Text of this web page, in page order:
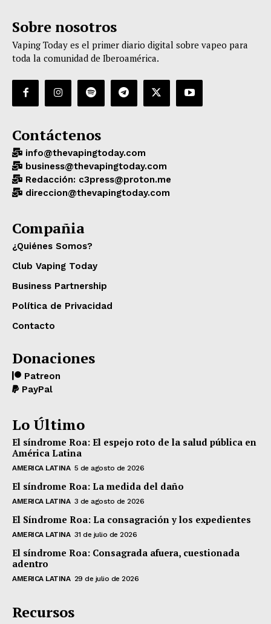
Sobre nosotros
Vaping Today es el primer diario digital sobre vapeo para
toda la comunidad de Iberoamérica.
Contáctenos
info@thevapingtoday.com
business@thevapingtoday.com
Redacción: c3press@proton.me
direccion@thevapingtoday.com
Compañia
¿Quiénes Somos?
Club Vaping Today
Business Partnership
Política de Privacidad
Contacto
Donaciones
Patreon
PayPal
Lo Último
El síndrome Roa: El espejo roto de la salud pública en
América Latina
AMERICA LATINA 5 de agosto de 2026
El síndrome Roa: La medida del daño
AMERICA LATINA 3 de agosto de 2026
El Síndrome Roa: La consagración y los expedientes
AMERICA LATINA 31 de julio de 2026
El síndrome Roa: Consagrada afuera, cuestionada
adentro
AMERICA LATINA 29 de julio de 2026
Recursos